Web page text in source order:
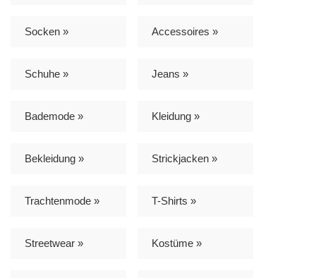
Socken » Accessoires »
Schuhe » Jeans »
Bademode » Kleidung »
Bekleidung » Strickjacken »
Trachtenmode » T-Shirts »
Streetwear » Kostüme »